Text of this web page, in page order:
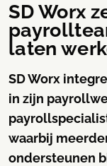
SD Worx
laten
SD Worx
in zijn
waarbij
ondersteunen